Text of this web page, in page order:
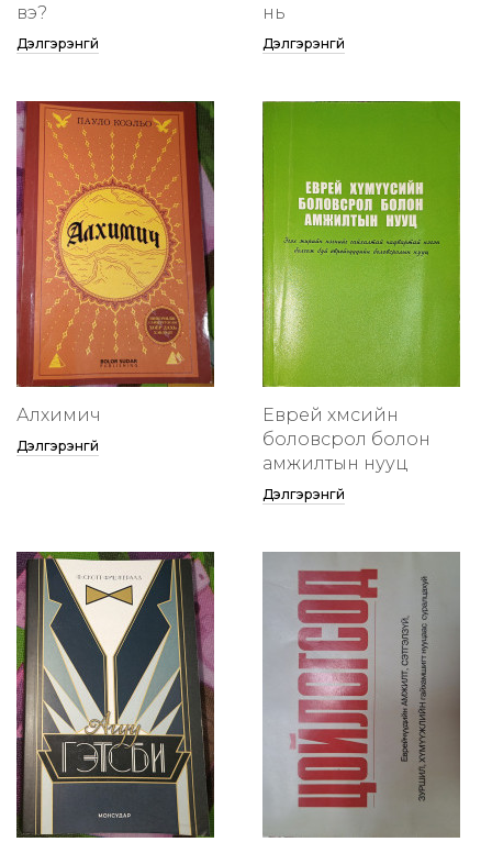
вэ?
Дэлгэрэнгүй
нь
Дэлгэрэнгүй
Алхимич
Дэлгэрэнгүй
Еврей хүмүүсийн
боловсрол болон
амжилтын нууц
Дэлгэрэнгүй